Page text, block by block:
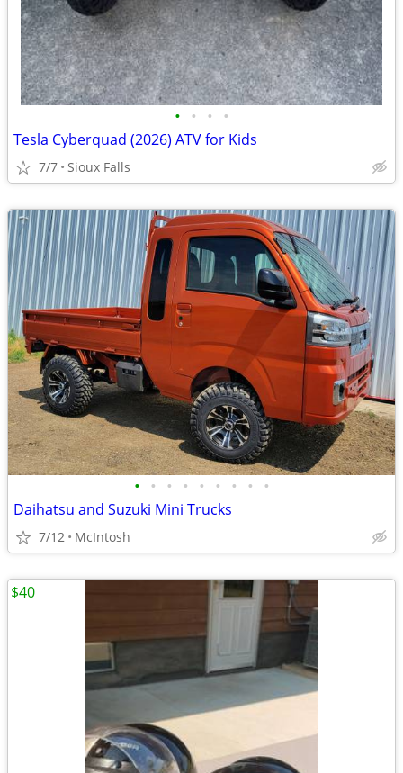
• • • •
Tesla Cyberquad (2026) ATV for Kids
7/7 Sioux Falls
• • • • • • • • •
Daihatsu and Suzuki Mini Trucks
7/12 McIntosh
$40